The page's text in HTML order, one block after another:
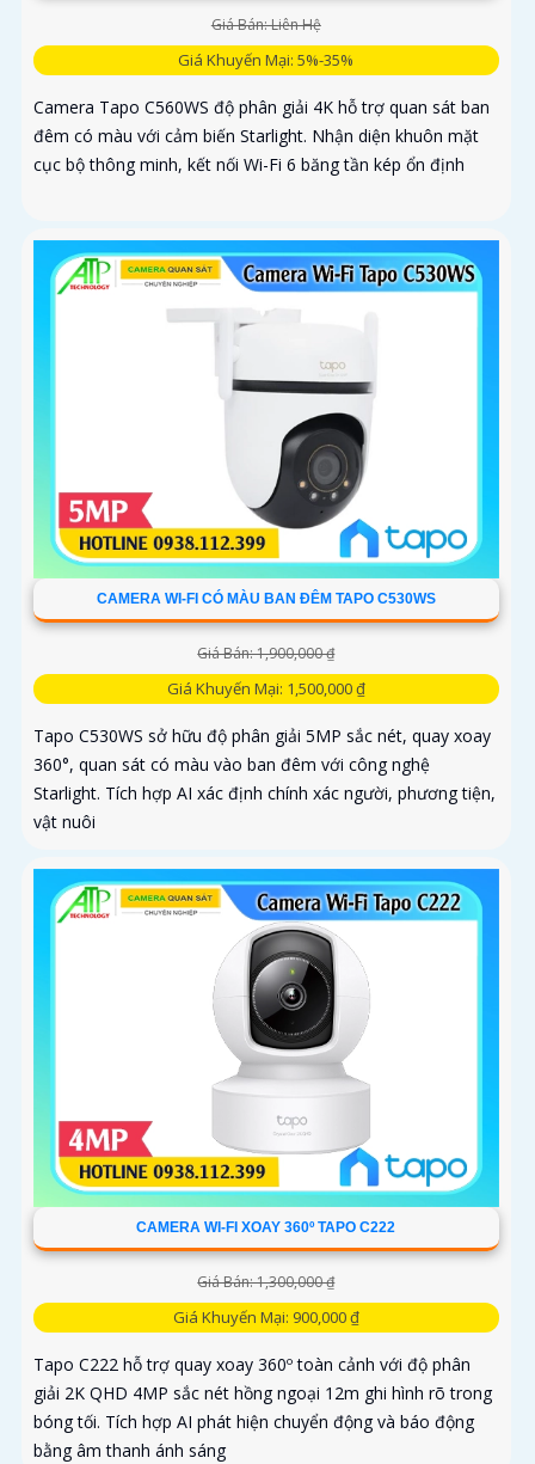
Giá Bán: Liên Hệ
Giá Khuyến Mại: 5%-35%
Camera Tapo C560WS độ phân giải 4K hỗ trợ quan sát ban
đêm có màu với cảm biến Starlight. Nhận diện khuôn mặt
cục bộ thông minh, kết nối Wi-Fi 6 băng tần kép ổn định
CAMERA WI-FI CÓ MÀU BAN ĐÊM TAPO C530WS
Giá Bán: 1,900,000 ₫
Giá Khuyến Mại: 1,500,000 ₫
Tapo C530WS sở hữu độ phân giải 5MP sắc nét, quay xoay
360°, quan sát có màu vào ban đêm với công nghệ
Starlight. Tích hợp AI xác định chính xác người, phương tiện,
vật nuôi
CAMERA WI-FI XOAY 360º TAPO C222
Giá Bán: 1,300,000 ₫
Giá Khuyến Mại: 900,000 ₫
Tapo C222 hỗ trợ quay xoay 360º toàn cảnh với độ phân
giải 2K QHD 4MP sắc nét hồng ngoại 12m ghi hình rõ trong
bóng tối. Tích hợp AI phát hiện chuyển động và báo động
bằng âm thanh ánh sáng